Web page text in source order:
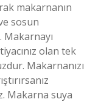
makarnanın
sosun
Makarnayı
olan tek
Makarnanızı
Makarna suya